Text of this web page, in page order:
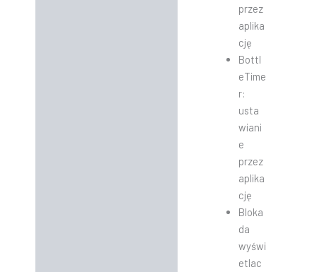
przez
aplika
cję
Bottl
eTime
r:
usta
wiani
e
przez
aplika
cję
Bloka
da
wyświ
etlac